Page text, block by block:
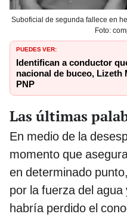
Suboficial de segunda fallece en
Foto:
PUEDES VER:
Identifican a conductor
nacional de buceo, Lizeth
PNP
Las últimas
En medio de la
momento que
en determinado
por la fuerza del
habría perdido el